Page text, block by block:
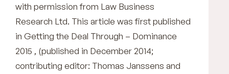
with permission from Law Business
Research Ltd. This article was first published
in Getting the Deal Through – Dominance
2015 , (published in December 2014;
contributing editor: Thomas Janssens and